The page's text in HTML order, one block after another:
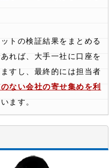
トの検証結果をまとめる
れば、大手一社に口座を
すし、最終的には担当者
ない会社の寄せ集めを利
ます。